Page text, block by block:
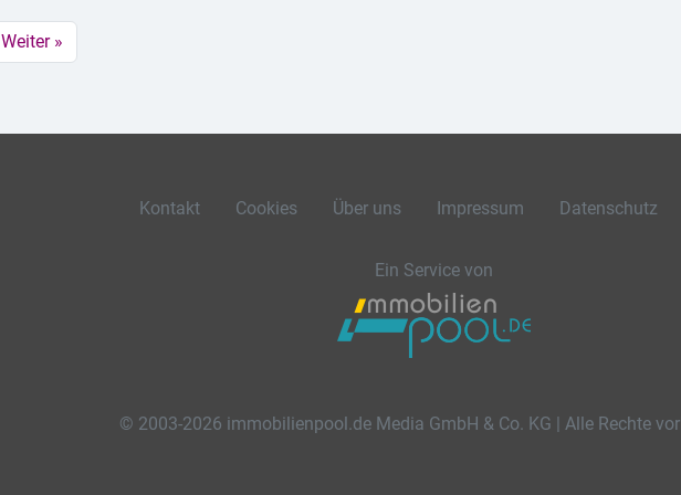
Weiter »
Kontakt Cookies Über uns Impressum Datenschutz
Ein Service von
© 2003-2026 immobilienpool.de Media GmbH & Co. KG | Alle Rechte